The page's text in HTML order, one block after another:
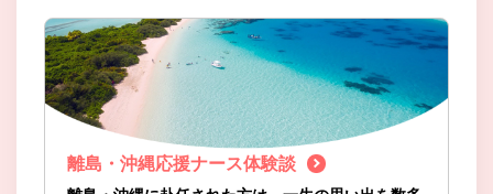
離島・沖縄応援ナース体験談